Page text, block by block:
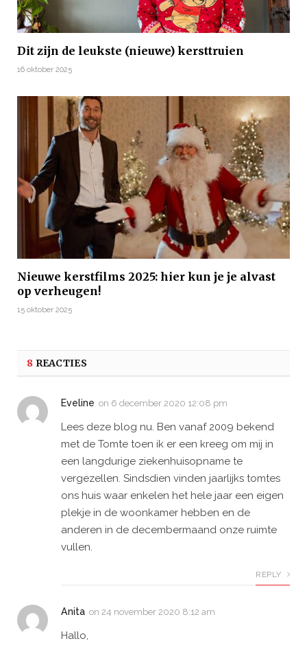
Dit zijn de leukste (nieuwe) kersttruien
16 oktober 2025
Nieuwe kerstfilms 2025: hier kun je je alvast
op verheugen!
15 oktober 2025
8 REACTIES
Eveline on 6 december 2020 12:08 pm
Lees deze blog nu. Ben vanaf 2009 bekend
met de Tomte toen ik er een kreeg om mij in
een langdurige ziekenhuisopname te
vergezellen. Sindsdien vinden jaarlijks tomtes
ons huis waar enkelen het hele jaar een eigen
plekje in de woonkamer hebben en de
anderen in de decembermaand onze ruimte
vullen.
REPLY
Anita on 24 november 2020 8:12 am
Hallo,